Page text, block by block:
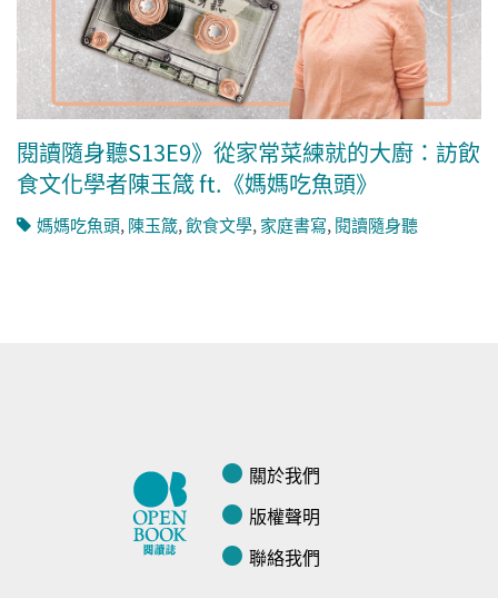
閱讀隨身聽S13E9》從家常菜練就的大廚：訪飲
食文化學者陳玉箴 ft.《媽媽吃魚頭》
媽媽吃魚頭, 陳玉箴,飲食文學, 家庭書寫, 閱讀隨身聽
關於我們
版權聲明
聯絡我們